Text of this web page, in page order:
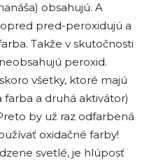
obsahujú. A
pred-peroxidujú a
Takže v skutočnosti
peroxid.
všetky, ktoré majú
farba a druhá aktivátor)
by už raz odfarbená
oxidačné farby!
svetlé, je hlúposť